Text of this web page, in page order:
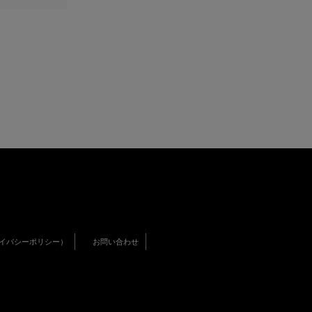
バシーポリシー） お問い合わせ